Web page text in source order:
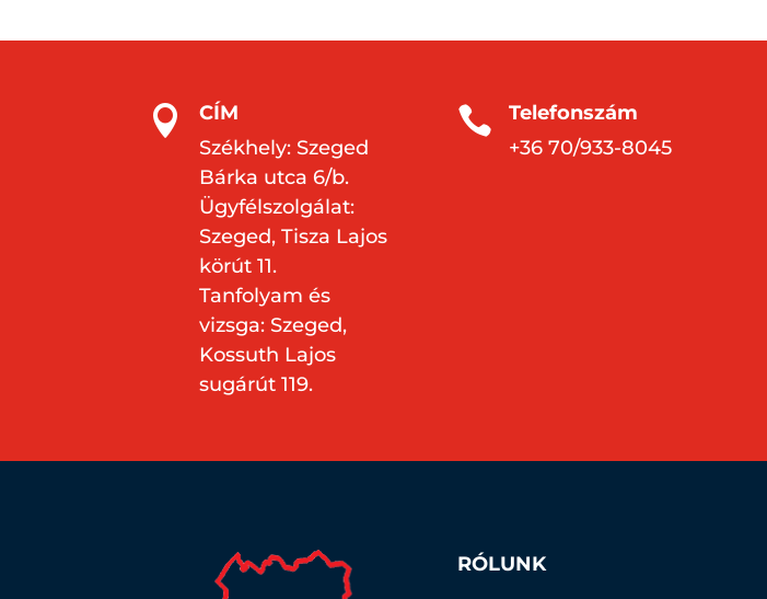

CÍM
Székhely: Szeged
Bárka utca 6/b.
Ügyfélszolgálat:
Szeged, Tisza Lajos
körút 11.
Tanfolyam és
vizsga: Szeged,
Kossuth Lajos
sugárút 119.

Telefonszám
+36 70/933-8045
RÓLUNK